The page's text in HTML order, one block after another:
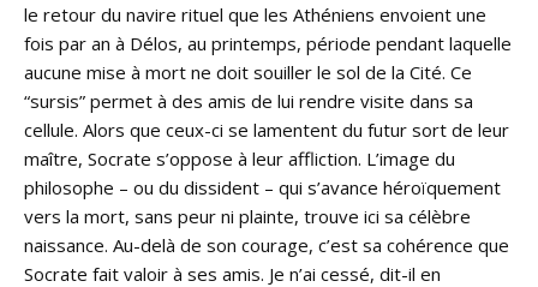
le retour du navire rituel que les Athéniens envoient une
fois par an à Délos, au printemps, période pendant laquelle
aucune mise à mort ne doit souiller le sol de la Cité. Ce
“sursis” permet à des amis de lui rendre visite dans sa
cellule. Alors que ceux-ci se lamentent du futur sort de leur
maître, Socrate s’oppose à leur affliction. L’image du
philosophe – ou du dissident – qui s’avance héroïquement
vers la mort, sans peur ni plainte, trouve ici sa célèbre
naissance. Au-delà de son courage, c’est sa cohérence que
Socrate fait valoir à ses amis. Je n’ai cessé, dit-il en